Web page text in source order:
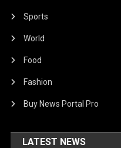
Sports
World
Food
Fashion
Buy News Portal Pro
LATEST NEWS